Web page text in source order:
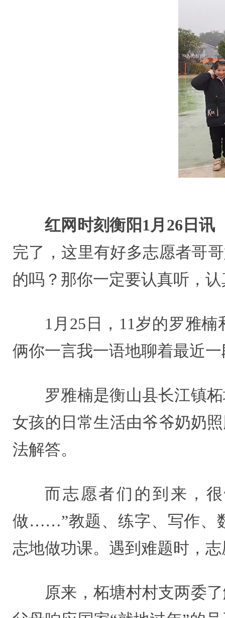
红网时刻衡阳1月26日讯
完了，这里有好多志愿者哥
的吗？那你一定要认真听，
1月25日，11岁的罗雅
俩你一言我一语地聊着最近
罗雅楠是衡山县长江镇
女孩的日常生活由爷爷奶奶
法解答。
而志愿者们的到来，
做……”教题、练字、写作、
志地做功课。遇到难题时，
原来，柘塘村村支两委